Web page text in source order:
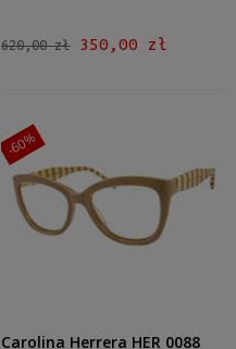
620,00 zł 350,00 zł
Carolina Herrera HER 0088
-60%